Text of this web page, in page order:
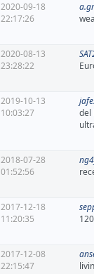
2020-09-18
22:17:26
2020-08-13
23:28:22
2019-10-13
10:03:27
del
2018-07-28
01:52:56
2017-12-18
11:20:35
2017-12-08
22:15:47